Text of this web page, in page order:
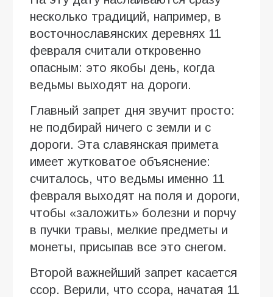
несколько традиций, например, в
восточнославянских деревнях 11
февраля считали откровенно
опасным: это якобы день, когда
ведьмы выходят на дороги.
Главный запрет дня звучит просто:
не подбирай ничего с земли и с
дороги. Эта славянская примета
имеет жутковатое объяснение:
считалось, что ведьмы именно 11
февраля выходят на поля и дороги,
чтобы «заложить» болезни и порчу
в пучки травы, мелкие предметы и
монеты, присыпав все это снегом.
Второй важнейший запрет касается
ссор. Верили, что ссора, начатая 11